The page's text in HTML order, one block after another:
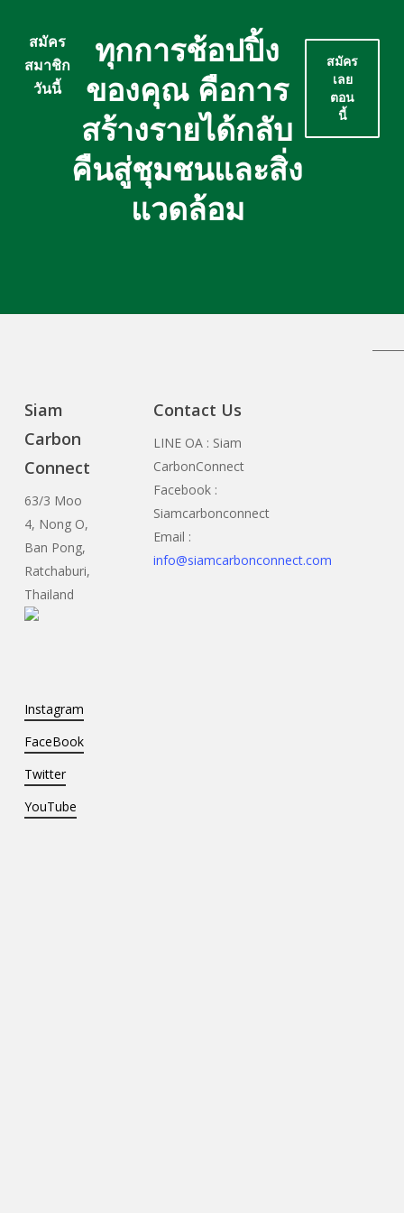
สมัคร
สมาชิก
วันนี้
ทุกการช้อปปิ้ง
ของคุณ คือการ
สร้างรายได้กลับ
คืนสู่ชุมชนและสิ่ง
แวดล้อม
สมัคร
เลย
ตอน
นี้
Siam
Carbon
Connect
63/3 Moo
4, Nong O,
Ban Pong,
Ratchaburi,
Thailand
Contact Us
LINE OA : Siam
CarbonConnect
Facebook :
Siamcarbonconnect
Email :
info@siamcarbonconnect.com
Instagram
FaceBook
Twitter
YouTube